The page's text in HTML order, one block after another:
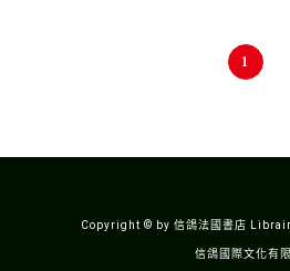
1
Copyright © by 信鴿法國書店
信鴿國際文化有